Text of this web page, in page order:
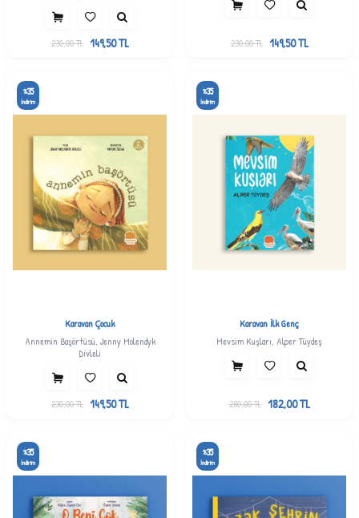
230,00TL 149,50TL 230,00TL 149,50TL
%35
İndirim
Karavan Çocuk
Annemin Başörtüsü, Jenny Molendyk
Divleli
230,00TL 149,50TL
%35
İndirim
Karavan İlk Genç
Mevsim Kuşları, Alper Tüydeş
280,00TL 182,00TL
%35
İndirim
%35
İndirim